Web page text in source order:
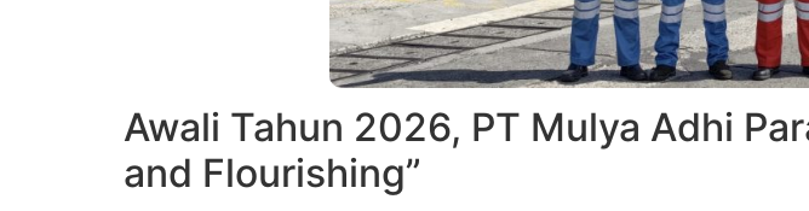
Awali Tahun 2026, PT Mulya Adhi
and Flourishing”